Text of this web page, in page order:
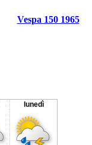
Vespa 150 1965
lunedì